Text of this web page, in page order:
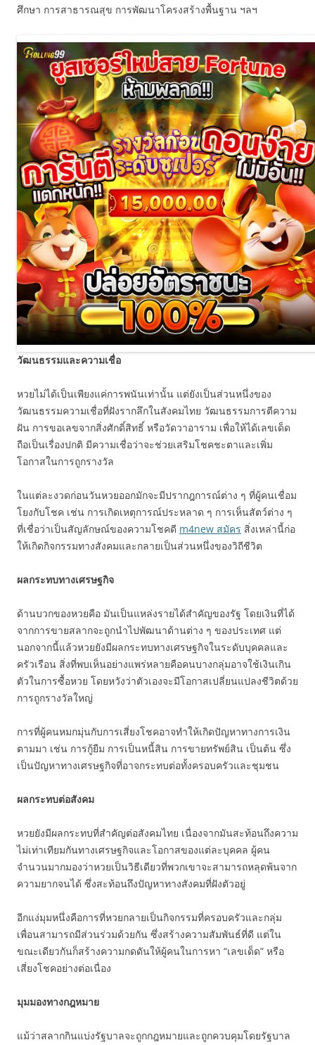
ศึกษา การสาธารณสุข การพัฒนาโครงสร้างพื้นฐาน ฯลฯ
วัฒนธรรมและความเชื่อ
หวยไม่ได้เป็นเพียงแค่การพนันเท่านั้น แต่ยังเป็นส่วนหนึ่งของ
วัฒนธรรมความเชื่อที่ฝังรากลึกในสังคมไทย วัฒนธรรมการตีความ
ฝัน การขอเลขจากสิ่งศักดิ์สิทธิ์ หรือวัดวาอาราม เพื่อให้ได้เลขเด็ด
ถือเป็นเรื่องปกติ มีความเชื่อว่าจะช่วยเสริมโชคชะตาและเพิ่ม
โอกาสในการถูกรางวัล
ในแต่ละงวดก่อนวันหวยออกมักจะมีปรากฎการณ์ต่าง ๆ ที่ผู้คนเชื่อม
โยงกับโชค เช่น การเกิดเหตุการณ์ประหลาด ๆ การเห็นสัตว์ต่าง ๆ
ที่เชื่อว่าเป็นสัญลักษณ์ของความโชคดี m4new สมัคร สิ่งเหล่านี้ก่อ
ให้เกิดกิจกรรมทางสังคมและกลายเป็นส่วนหนึ่งของวิถีชีวิต
ผลกระทบทางเศรษฐกิจ
ด้านบวกของหวยคือ มันเป็นแหล่งรายได้สำคัญของรัฐ โดยเงินที่ได้
จากการขายสลากจะถูกนำไปพัฒนาด้านต่าง ๆ ของประเทศ แต่
นอกจากนี้แล้วหวยยังมีผลกระทบทางเศรษฐกิจในระดับบุคคลและ
ครัวเรือน สิ่งที่พบเห็นอย่างแพร่หลายคือคนบางกลุ่มอาจใช้เงินเกิน
ตัวในการซื้อหวย โดยหวังว่าตัวเองจะมีโอกาสเปลี่ยนแปลงชีวิตด้วย
การถูกรางวัลใหญ่
การที่ผู้คนหมกมุ่นกับการเสี่ยงโชคอาจทำให้เกิดปัญหาทางการเงิน
ตามมา เช่น การกู้ยืม การเป็นหนี้สิน การขายทรัพย์สิน เป็นต้น ซึ่ง
เป็นปัญหาทางเศรษฐกิจที่อาจกระทบต่อทั้งครอบครัวและชุมชน
ผลกระทบต่อสังคม
หวยยังมีผลกระทบที่สำคัญต่อสังคมไทย เนื่องจากมันสะท้อนถึงความ
ไม่เท่าเทียมกันทางเศรษฐกิจและโอกาสของแต่ละบุคคล ผู้คน
จำนวนมากมองว่าหวยเป็นวิธีเดียวที่พวกเขาจะสามารถหลุดพ้นจาก
ความยากจนได้ ซึ่งสะท้อนถึงปัญหาทางสังคมที่ฝังตัวอยู่
อีกแง่มุมหนึ่งคือการที่หวยกลายเป็นกิจกรรมที่ครอบครัวและกลุ่ม
เพื่อนสามารถมีส่วนร่วมด้วยกัน ซึ่งสร้างความสัมพันธ์ที่ดี แต่ใน
ขณะเดียวกันก็สร้างความกดดันให้ผู้คนในการหา “เลขเด็ด” หรือ
เสี่ยงโชคอย่างต่อเนื่อง
มุมมองทางกฎหมาย
แม้ว่าสลากกินแบ่งรัฐบาลจะถูกกฎหมายและถูกควบคุมโดยรัฐบาล